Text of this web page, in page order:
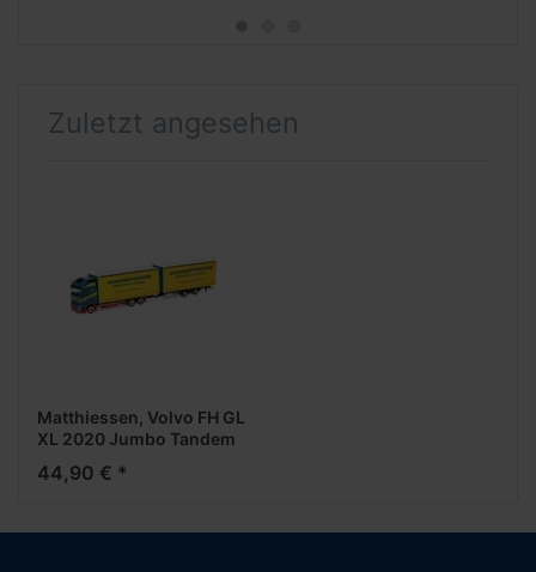
Zuletzt angesehen
Matthiessen, Volvo FH GL
XL 2020 Jumbo Tandem
44,90 € *